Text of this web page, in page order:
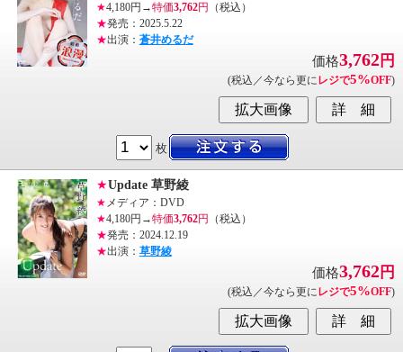
★4,180円→特価3,762円
（税込）
★発売：2025.5.22
★出演： 蒼井めるだ
価格3,762円
(税込／今なら更に レジで5%OFF)
枚
★Update 草野綾
★ メディア：DVD
★4,180円→特価3,762円
（税込）
★発売：2024.12.19
★出演： 草野綾
価格3,762円
(税込／今なら更に レジで5%OFF)